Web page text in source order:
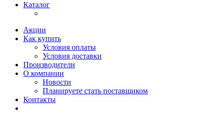
Каталог
Акции
Как купить
Условия оплаты
Условия доставки
Производители
О компании
Новости
Планируете стать поставщиком
Контакты